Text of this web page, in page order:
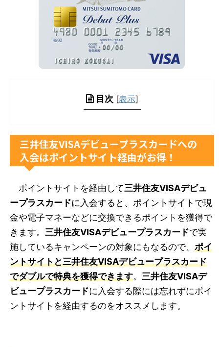
目次 [表示]
三井住友VISAデビュープラスカードへの
入会はポイントサイト経由がお得！
ポイントサイトを経由して三井住友VISAデビュ
ープラスカードに入会すると、ポイントサイトで現
金や電子マネーなどに交換できるポイントを獲得で
きます。 三井住友VISAデビュープラスカードで実
施しているキャンペーンの対象にもなるので、 ポイ
ントサイトと三井住友VISAデビュープラスカード
でダブルで特典を獲得できます。 三井住友VISAデ
ビュープラスカードに入会する際には忘れずにポイ
ントサイトを経由するのをオススメします。